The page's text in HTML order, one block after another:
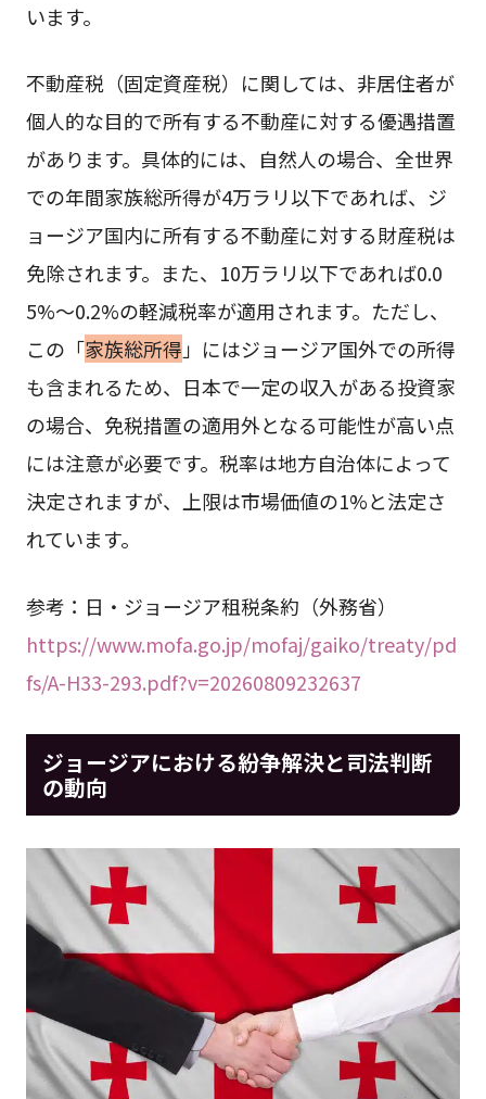
います。
不動産税（固定資産税）に関しては、非居住者が
個人的な目的で所有する不動産に対する優遇措置
があります。具体的には、自然人の場合、全世界
での年間家族総所得が4万ラリ以下であれば、ジ
ョージア国内に所有する不動産に対する財産税は
免除されます。また、10万ラリ以下であれば0.0
5%〜0.2%の軽減税率が適用されます。ただし、
この「家族総所得」にはジョージア国外での所得
も含まれるため、日本で一定の収入がある投資家
の場合、免税措置の適用外となる可能性が高い点
には注意が必要です。税率は地方自治体によって
決定されますが、上限は市場価値の1%と法定さ
れています。
参考：日・ジョージア租税条約（外務省）
https://www.mofa.go.jp/mofaj/gaiko/treaty/pd
fs/A-H33-293.pdf?v=20260809232637
ジョージアにおける紛争解決と司法判断
の動向